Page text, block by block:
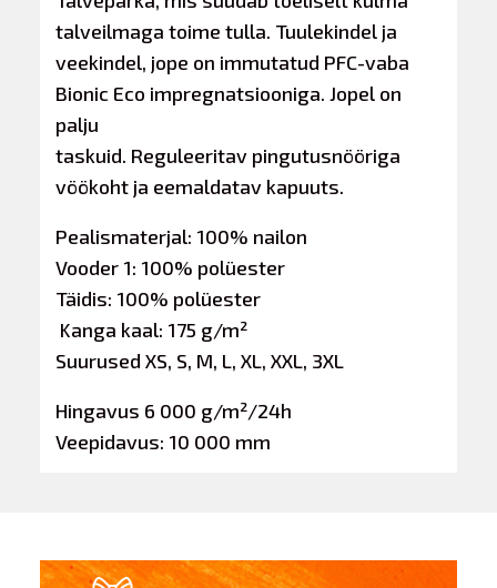
talveilmaga toime tulla. Tuulekindel ja
veekindel, jope on immutatud PFC-vaba
Bionic Eco impregnatsiooniga. Jopel on
palju
taskuid. Reguleeritav pingutusnööriga
vöökoht ja eemaldatav kapuuts.
Pealismaterjal: 100% nailon
Vooder 1: 100% polüester
Täidis: 100% polüester
Kanga kaal: 175 g/m²
Suurused XS, S, M, L, XL, XXL, 3XL
Hingavus 6 000 g/m²/24h
Veepidavus: 10 000 mm